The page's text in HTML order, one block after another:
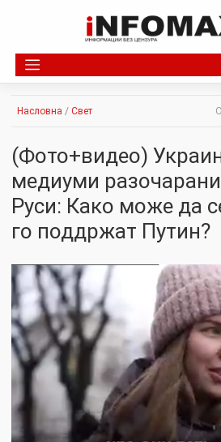
Насловна / Свет
(Фото+видео)
медиуми
Руси: Како може да
го поддржат Путин?